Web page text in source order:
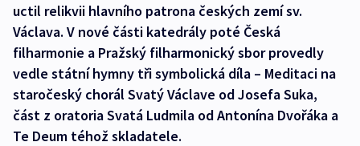
uctil relikvii hlavního patrona českých zemí sv.
Václava. V nové části katedrály poté Česká
filharmonie a Pražský filharmonický sbor provedly
vedle státní hymny tři symbolická díla – Meditaci na
staročeský chorál Svatý Václave od Josefa Suka,
část z oratoria Svatá Ludmila od Antonína Dvořáka a
Te Deum téhož skladatele.